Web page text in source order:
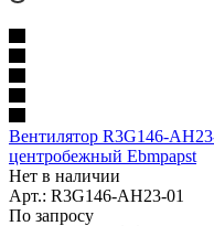
Вентилятор R3G146-
центробежный Ebmpapst
Нет в наличии
Арт.: R3G146-AH23-01
По запросу